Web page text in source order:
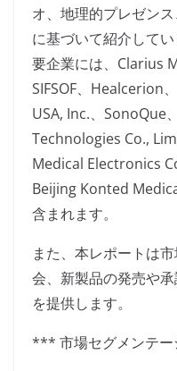
オ、地理的プレゼン
に基づいて紹介して
要企業には、Clarius
SIFSOF、Healcerion
USA, Inc.、SonoQue
Technologies Co.,
Medical Electronics
Beijing Konted
含まれます。
また、本レポートは
会、新製品の発売や
を提供します。
*** 市場セグメンテー